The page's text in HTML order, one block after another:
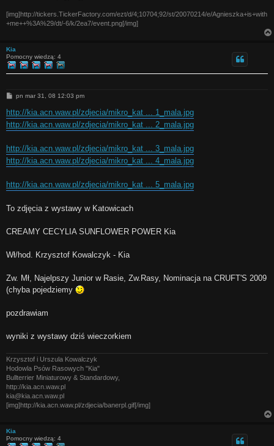
[img]http://tickers.TickerFactory.com/ezt/d/4;10704;92/st/20070214/e/Agnieszka+is+with
+me++%3A%29/dt/-6/k/2ea7/event.png[/img]
Kia
Pomocny wiedzą: 4
P
s
t
pn mar 31, 08 12:03 pm
http://kia.acn.waw.pl/zdjecia/mikro_kat ... 1_mala.jpg
http://kia.acn.waw.pl/zdjecia/mikro_kat ... 2_mala.jpg
http://kia.acn.waw.pl/zdjecia/mikro_kat ... 3_mala.jpg
http://kia.acn.waw.pl/zdjecia/mikro_kat ... 4_mala.jpg
http://kia.acn.waw.pl/zdjecia/mikro_kat ... 5_mala.jpg
To zdjęcia z wystawy w Katowicach
CREAMY CECYLIA SUNFLOWER POWER Kia
Wł/hod. Krzysztof Kowalczyk - Kia
Zw. Mł, Najelpszy Junior w Rasie, Zw.Rasy, Nominacja na CRUFT'S 2009
(chyba pojedziemy
pozdrawiam
wyniki z wystawy dziś wieczorkiem
Krzysztof i Urszula Kowalczyk
Hodowla Psów Rasowych "Kia"
Bullterrier Miniaturowy & Standardowy,
http://kia.acn.waw.pl
kia@kia.acn.waw.pl
[img]http://kia.acn.waw.pl/zdjecia/banerpl.gif[/img]
Kia
Pomocny wiedzą: 4